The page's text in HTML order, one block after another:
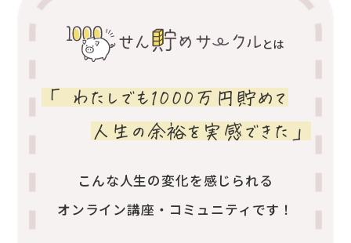
とは
「 わたしでも1000万円貯めて
人生の余裕を実感できた」
こんな人生の変化を感じられる
オンライン講座・コミュニティです！